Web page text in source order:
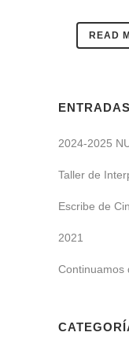
READ
2024-2025
Taller de
Escribe de
2021
Continuamos